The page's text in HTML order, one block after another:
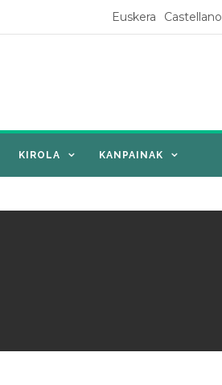
Euskera Castellano
KIROLA KANPAINAK